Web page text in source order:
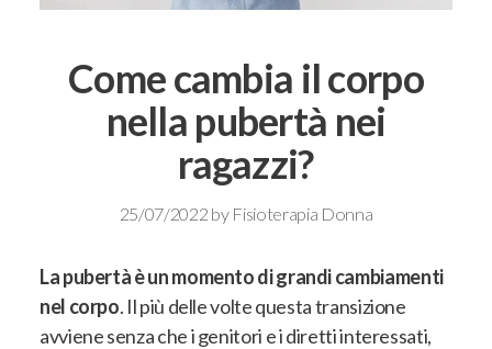
Come cambia il corpo
nella pubertà nei
ragazzi?
25/07/2022 by Fisioterapia Donna
La pubertà è un momento di grandi cambiamenti
nel corpo. Il più delle volte questa transizione
avviene senza che i genitori e i diretti interessati,